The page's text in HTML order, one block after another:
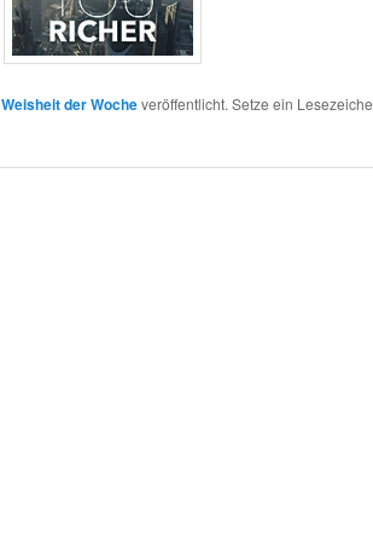
Weisheit der Wocheveröffentlicht. Setze ein